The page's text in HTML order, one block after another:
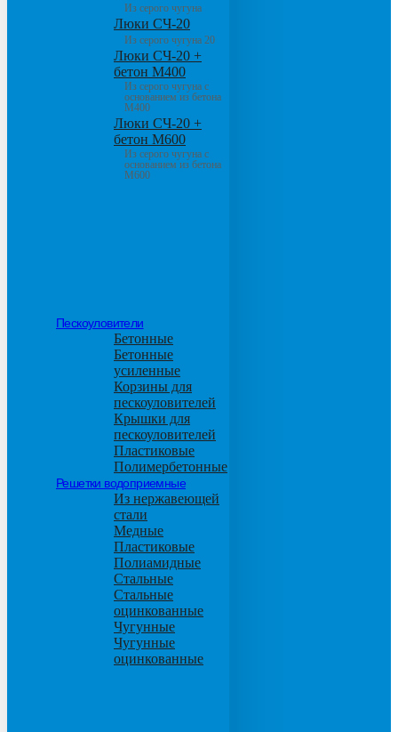
Из серого чугуна
Люки СЧ-20
Из серого чугуна 20
Люки СЧ-20 +
бетон М400
Из серого чугуна с
основанием из бетона
М400
Люки СЧ-20 +
бетон М600
Из серого чугуна с
основанием из бетона
М600
Пескоуловители
Бетонные
Бетонные
усиленные
Корзины для
пескоуловителей
Крышки для
пескоуловителей
Пластиковые
Полимербетонные
Решетки водоприемные
Из нержавеющей
стали
Медные
Пластиковые
Полиамидные
Стальные
Стальные
оцинкованные
Чугунные
Чугунные
оцинкованные